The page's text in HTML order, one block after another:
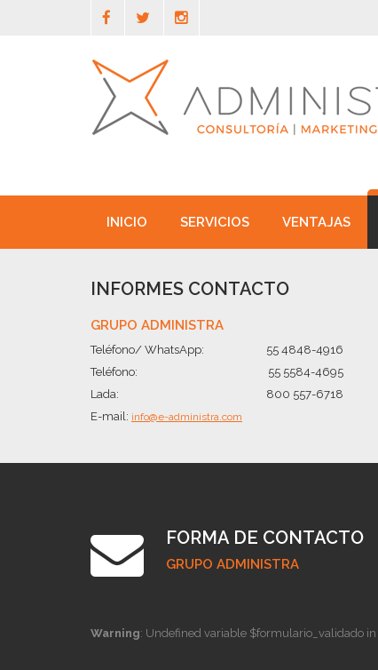
INICIO SERVICIOS VENTAJAS
INFORMES CONTACTO
GRUPO ADMINISTRA
Teléfono/ WhatsApp:
55 4848-4916
Teléfono:
55 5584-4695
Lada:
800 557-6718
E-mail: info@e-administra.com
FORMA DE CONTACTO
GRUPO ADMINISTRA
Warning: Undefined variable $formulario_validado in